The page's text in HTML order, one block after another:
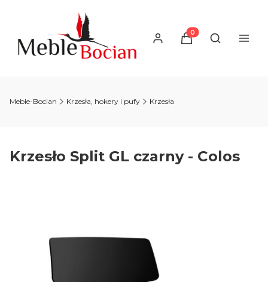
Produkty w
Otwórz
Meble-Bocian Krzesła, hokery i pufy Krzesła
Krzesło Split GL czarny - Colos